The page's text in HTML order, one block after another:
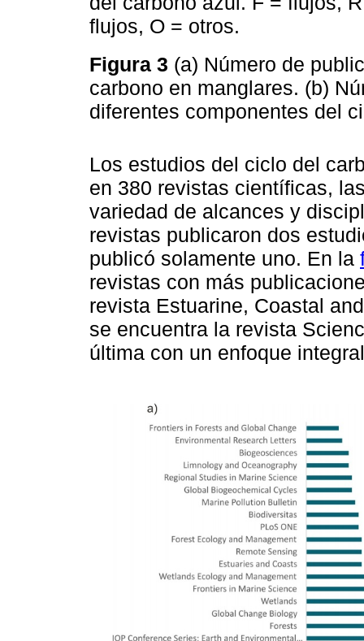
flujos, O = otros.
Figura 3 (a) Número de
carbono en manglares. (b)
diferentes componentes del
Los estudios del ciclo del
en 380 revistas científicas,
variedad de alcances y
revistas publicaron dos
publicó solamente uno. En la
revistas con más
revista Estuarine, Coastal
se encuentra la revista
última con un enfoque